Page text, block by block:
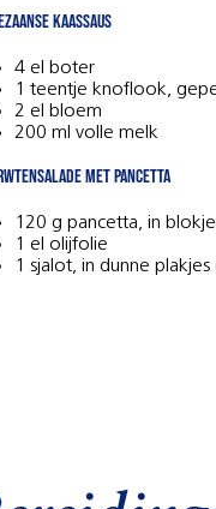
kaassaus
4 el boter
1 teentje knoflook,
2 el bloem
200 ml volle melk
met pancetta
120 g pancetta, in
1 el olijfolie
1 sjalot, in dunne plakjes